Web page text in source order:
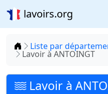
lavoirs.org
Accueil
Liste par
Lavoir à ANTOINGT
Lavoir à